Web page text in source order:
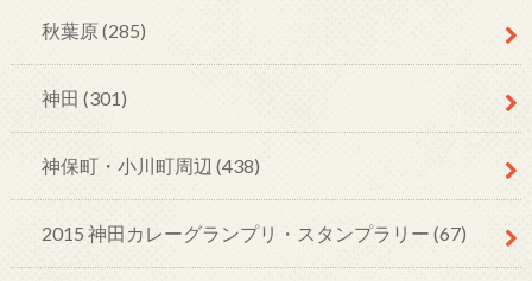
秋葉原(285)
神田 (301)
神保町・小川町周辺 (438)
2015 神田カレーグランプリ・スタンプラリー (67)